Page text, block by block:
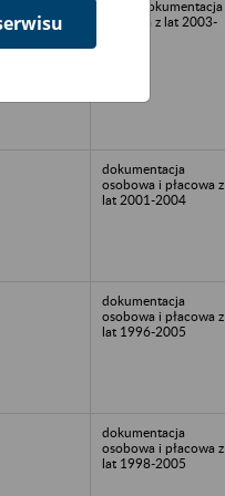
2006, dokumentacja
płacowa z lat 2003-
dokumentacja
osobowa i płacowa z
lat 2001-2004
dokumentacja
osobowa i płacowa z
lat 1996-2005
dokumentacja
osobowa i płacowa z
lat 1998-2005